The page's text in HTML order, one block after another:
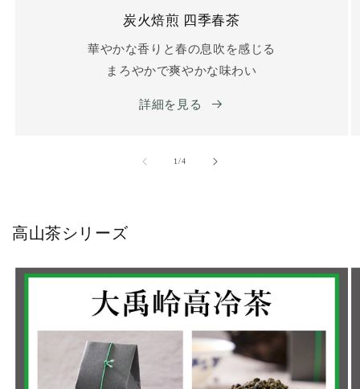
炭火焙煎 四季春茶
華やかな香りと春の息吹を感じる
まろやかで爽やかな味わい
詳細を見る
1/の
4
高山茶シリーズ